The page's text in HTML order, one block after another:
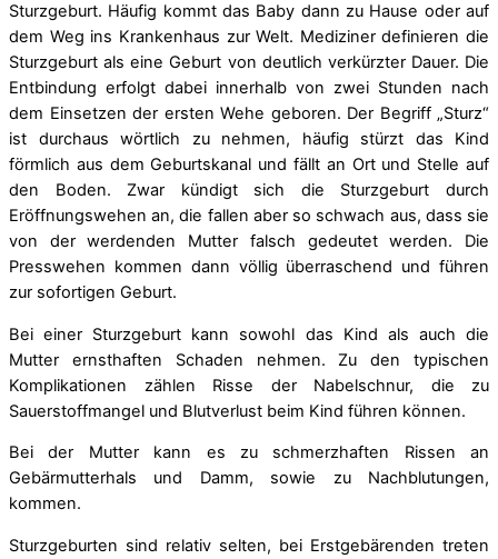
Sturzgeburt. Häufig kommt das Baby dann zu Hause oder auf
dem Weg ins Krankenhaus zur Welt. Mediziner definieren die
Sturzgeburt als eine Geburt von deutlich verkürzter Dauer. Die
Entbindung erfolgt dabei innerhalb von zwei Stunden nach
dem Einsetzen der ersten Wehe geboren. Der Begriff „Sturz“
ist durchaus wörtlich zu nehmen, häufig stürzt das Kind
förmlich aus dem Geburtskanal und fällt an Ort und Stelle auf
den Boden. Zwar kündigt sich die Sturzgeburt durch
Eröffnungswehen an, die fallen aber so schwach aus, dass sie
von der werdenden Mutter falsch gedeutet werden. Die
Presswehen kommen dann völlig überraschend und führen
zur sofortigen Geburt.
Bei einer Sturzgeburt kann sowohl das Kind als auch die
Mutter ernsthaften Schaden nehmen. Zu den typischen
Komplikationen zählen Risse der Nabelschnur, die zu
Sauerstoffmangel und Blutverlust beim Kind führen können.
Bei der Mutter kann es zu schmerzhaften Rissen an
Gebärmutterhals und Damm, sowie zu Nachblutungen,
kommen.
Sturzgeburten sind relativ selten, bei Erstgebärenden treten